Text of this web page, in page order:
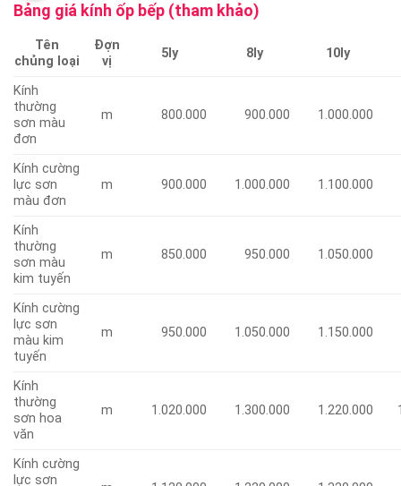
Bảng giá kính ốp bếp (tham khảo)
Tên
chủng loại
Đợn
vị
5ly 8ly 10ly
Kính
thường
sơn màu
đơn
m 800.000 900.000 1.000.000
Kính cường
lực sơn
màu đơn
m 900.000 1.000.000 1.100.000
Kính
thường
sơn màu
kim tuyến
m 850.000 950.000 1.050.000
Kính cường
lực sơn
màu kim
tuyến
m 950.000 1.050.000 1.150.000
Kính
thường
sơn hoa
văn
m 1.020.000 1.300.000 1.220.000
Kính cường
lực sơn